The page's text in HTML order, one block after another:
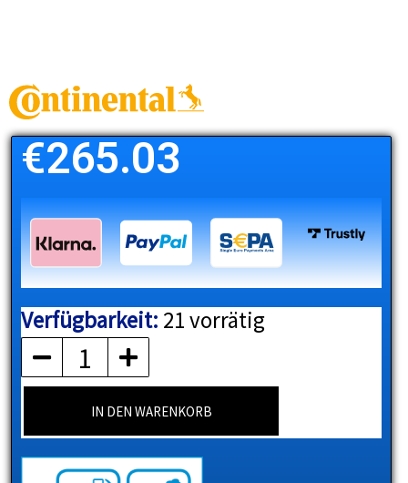
€265.03
Verfügbarkeit: 21 vorrätig
CONTINENTAL
Menge
IN DEN WARENKORB